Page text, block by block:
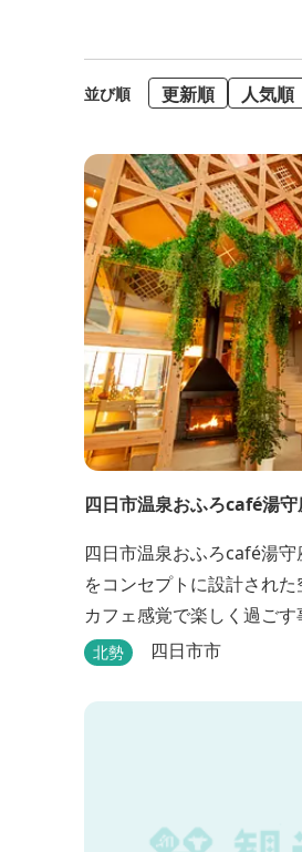
並び順 更新順 人気順
四日市温泉おふろcafé湯守
四日市温泉おふろcafé湯守
をコンセプトに設計され
カフェ感覚で楽しく過ご
イルのサービスを提供する
Fiを無料でご利用いただけ
北勢 四日市市